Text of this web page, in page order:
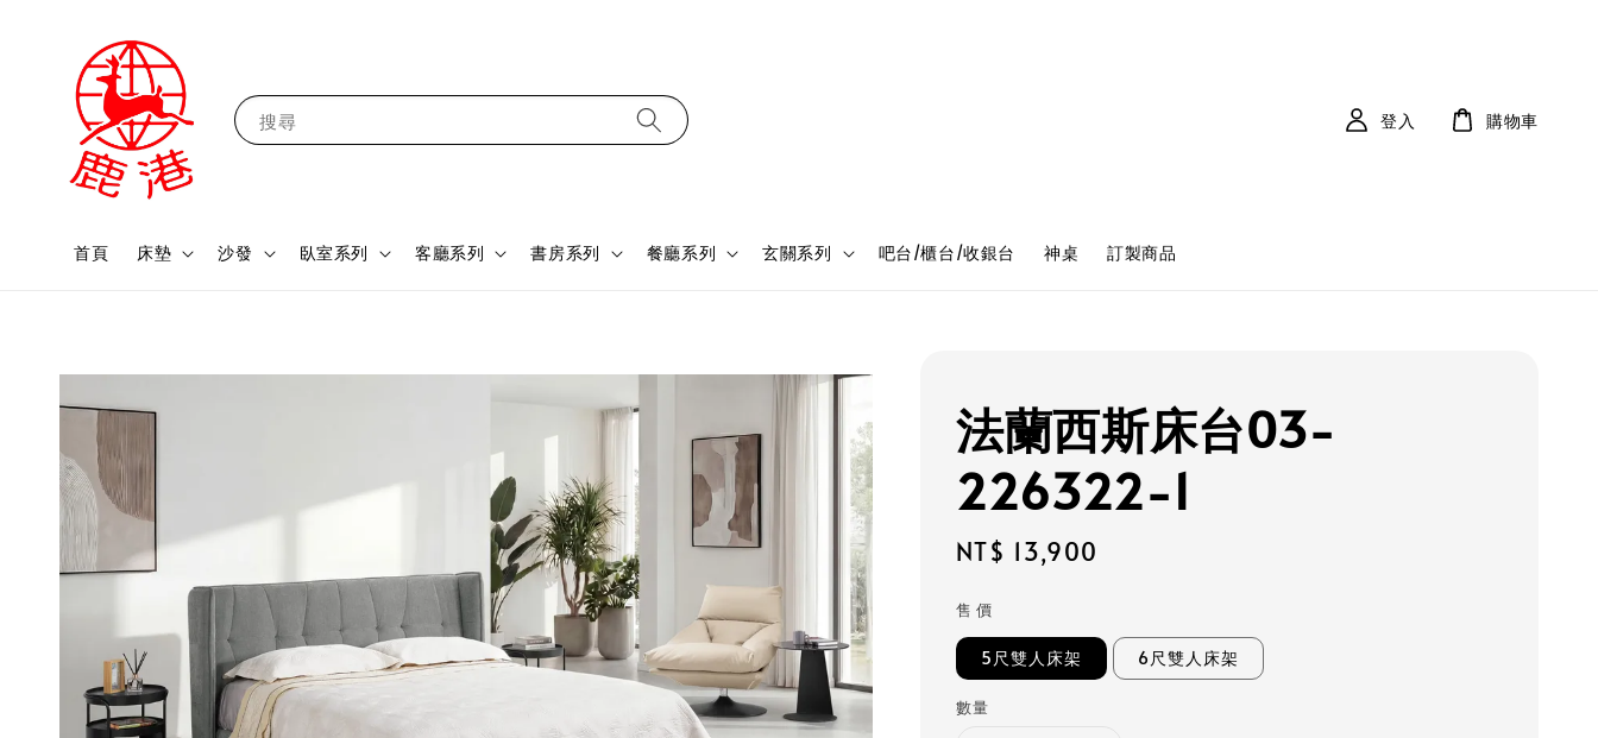
搜尋
首頁 床墊 沙發 臥室系列 客廳系列 書房系列 餐廳系列 玄關系列 吧台/櫃台/收銀台 神桌 訂製商品
登入 購物車
法蘭西斯床台03-
226322-1
Regular
NT$ 13,900
售 價
5尺雙人床架 6尺雙人床架
數量